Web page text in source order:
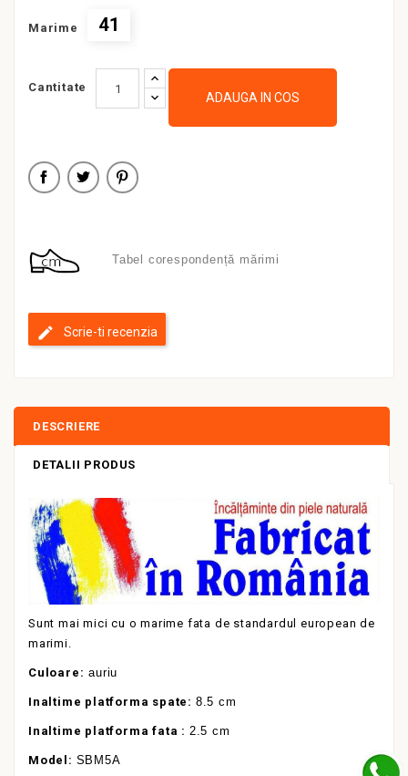
Marime 41
Cantitate
ADAUGA IN COS
Tabel corespondență mărimi
Scrie-ti recenzia
DESCRIERE
DETALII PRODUS
Sunt mai mici cu o marime fata de standardul european de
marimi.
Culoare: auriu
Inaltime platforma spate: 8.5 cm
Inaltime platforma fata : 2.5 cm
Model: SBM5A